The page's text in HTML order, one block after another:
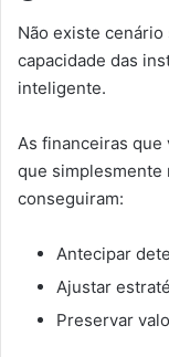
Não existe
capacidade das
inteligente.
As financeiras que
que simplesmente
conseguiram:
Antecipar
Ajustar
Preservar